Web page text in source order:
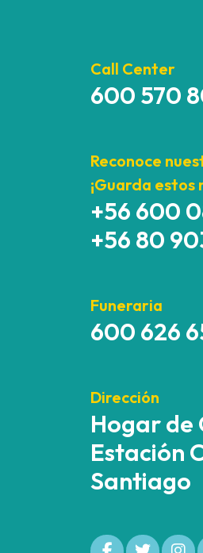
Call Center
600 570
Reconoce
¡Guarda estos
+56 600
+56 80
Funeraria
600 626
Dirección
Hogar de
Estación
Santiago